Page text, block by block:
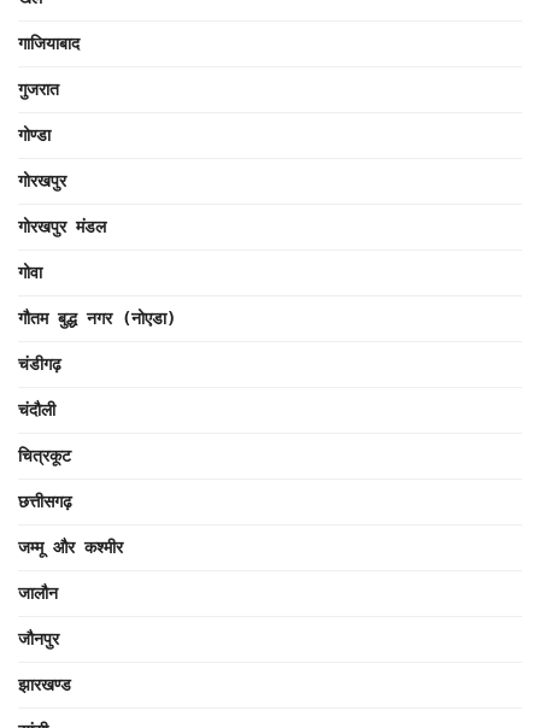
गाजियाबाद
गुजरात
गोण्डा
गोरखपुर
गोरखपुर मंडल
गोवा
गौतम बुद्ध नगर (नोएडा)
चंडीगढ़
चंदौली
चित्रकूट
छत्तीसगढ़
जम्मू और कश्मीर
जालौन
जौनपुर
झारखण्ड